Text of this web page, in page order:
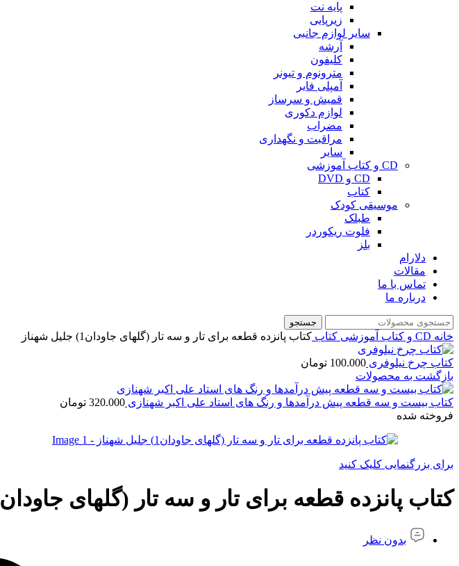
پایه نت
زیرپایی
سایر لوازم جانبی
آرشه
کلیفون
مترونوم و تیونر
آمپلی فایر
قمیش و سرساز
لوازم دکوری
مضراب
مراقبت و نگهداری
سایر
CD و کتاب آموزشی
CD و DVD
کتاب
موسیقی کودک
طبلک
فلوت ریکوردر
بلز
دلارام
مقالات
تماس با ما
درباره ما
جستجو
خانه CD و کتاب آموزشی کتاب کتاب پانزده قطعه برای تار و سه تار (گلهای جاودان1) جلیل شهناز
کتاب چرخ نیلوفری 100.000 تومان
بازگشت به محصولات
کتاب بیست و سه قطعه پیش درآمدها و رنگ های استاد علی اکبر شهنازی 320.000 تومان
فروخته شده
برای بزرگنمایی کلیک کنید
کتاب پانزده قطعه برای تار و سه تار (گلهای جاودان1) جلیل شهناز
بدون نظر